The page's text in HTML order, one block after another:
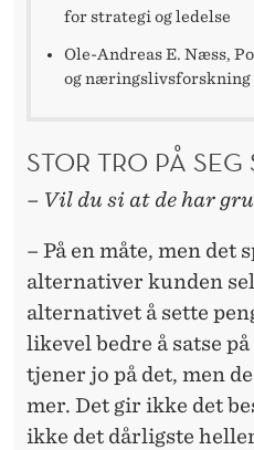
for strategi og ledelse
Ole-Andreas E. Næss,
og næringslivsforskning
STOR TRO PÅ SEG
– Vil du si at de har
– På en måte, men det
alternativer kunden
alternativet å sette
likevel bedre å satse
tjener jo på det, men
mer. Det gir ikke det
ikke det dårligste